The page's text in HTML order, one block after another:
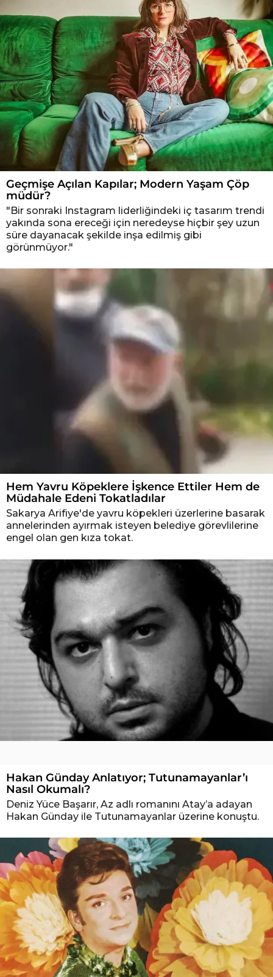
Geçmişe Açılan Kapılar; Modern Yaşam Çöp
müdür?
"Bir sonraki Instagram liderliğindeki iç tasarım trendi
yakında sona ereceği için neredeyse hiçbir şey uzun
süre dayanacak şekilde inşa edilmiş gibi
görünmüyor."
Hem Yavru Köpeklere İşkence Ettiler Hem de
Müdahale Edeni Tokatladılar
Sakarya Arifiye'de yavru köpekleri üzerlerine basarak
annelerinden ayırmak isteyen belediye görevlilerine
engel olan gen kıza tokat.
Hakan Günday Anlatıyor; Tutunamayanlar’ı
Nasıl Okumalı?
Deniz Yüce Başarır, Az adlı romanını Atay’a adayan
Hakan Günday ile Tutunamayanlar üzerine konuştu.